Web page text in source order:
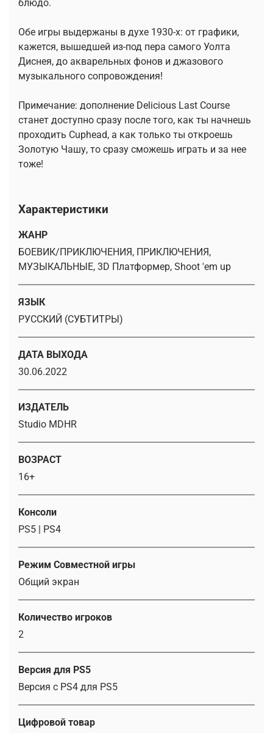
блюдо.
Обе игры выдержаны в духе 1930-х: от графики,
кажется, вышедшей из-под пера самого Уолта
Диснея, до акварельных фонов и джазового
музыкального сопровождения!
Примечание: дополнение Delicious Last Course
станет доступно сразу после того, как ты начнешь
проходить Cuphead, а как только ты откроешь
Золотую Чашу, то сразу сможешь играть и за нее
тоже!
Характеристики
ЖАНР
БОЕВИК/ПРИКЛЮЧЕНИЯ, ПРИКЛЮЧЕНИЯ,
МУЗЫКАЛЬНЫЕ, 3D Платформер, Shoot 'em up
ЯЗЫК
РУССКИЙ (СУБТИТРЫ)
ДАТА ВЫХОДА
30.06.2022
ИЗДАТЕЛЬ
Studio MDHR
ВОЗРАСТ
16+
Консоли
PS5 | PS4
Режим Совместной игры
Общий экран
Количество игроков
2
Версия для PS5
Версия с PS4 для PS5
Цифровой товар